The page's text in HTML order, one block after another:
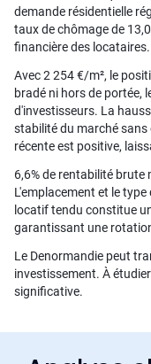
demande résidentielle
taux de chômage de
financière des locataires.
Avec 2 254 €/m², le
bradé ni hors de portée,
d'investisseurs. La
stabilité du marché sans
récente est positive,
6,6% de rentabilité brute
L'emplacement et le
locatif tendu constitue
garantissant une
Le Denormandie peut
investissement. À
significative.